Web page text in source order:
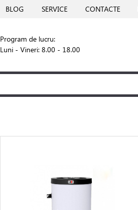
BLOG SERVICE CONTACTE
Program de lucru:
Luni - Vineri: 8.00 - 18.00